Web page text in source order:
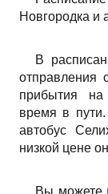
Новгородка и
В
отправления
прибытия на
время в
автобус
низкой цене
Вы можете